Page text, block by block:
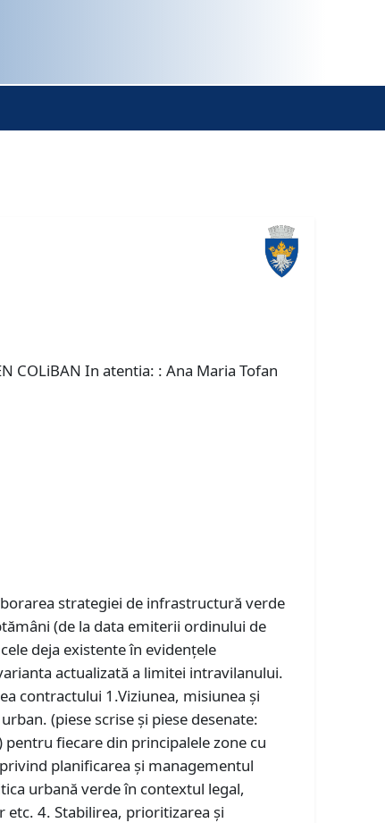
COLiBAN In atentia: : Ana Maria Tofan
strategiei de infrastructură verde
(de la data emiterii ordinului de
deja existente în evidențele
actualizată a limitei intravilanului.
contractului 1.Viziunea, misiunea și
(piese scrise și piese desenate:
fiecare din principalele zone cu
planificarea și managementul
urbană verde în contextul legal,
4. Stabilirea, prioritizarea și